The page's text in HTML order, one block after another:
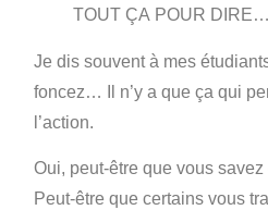
TOUT ÇA POUR
Je dis souvent à mes
foncez… Il n’y a que ça qui
l’action.
Oui, peut-être que vous
Peut-être que certains vous